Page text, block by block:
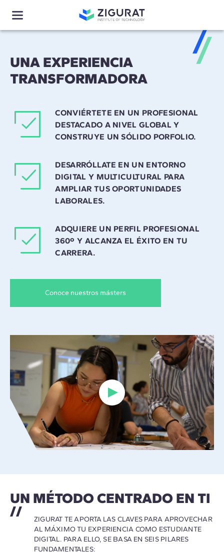
UNA EXPERIENCIA
TRANSFORMADORA
CONVIÉRTETE EN UN PROFESIONAL
DESTACADO A NIVEL GLOBAL Y
CONSTRUYE UN SÓLIDO PORFOLIO.
DESARRÓLLATE EN UN ENTORNO
DIGITAL Y MULTICULTURAL PARA
AMPLIAR TUS OPORTUNIDADES
LABORALES.
ADQUIERE UN PERFIL PROFESIONAL
360º Y ALCANZA EL ÉXITO EN TU
CARRERA.
Conoce nuestros másters
UN MÉTODO CENTRADO EN TI
ZIGURAT TE APORTA LAS CLAVES PARA APROVECHAR
AL MÁXIMO TU EXPERIENCIA COMO ESTUDIANTE
DIGITAL. PARA ELLO, SE BASA EN SEIS PILARES
FUNDAMENTALES: